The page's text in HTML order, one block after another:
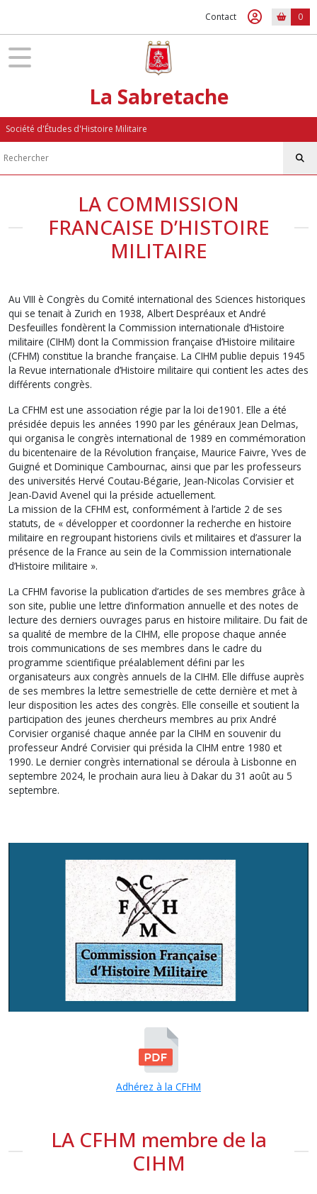
Contact 0
La Sabretache
Société d'Études d'Histoire Militaire
LA COMMISSION
FRANCAISE D’HISTOIRE
MILITAIRE
Au VIII è Congrès du Comité international des Sciences historiques
qui se tenait à Zurich en 1938, Albert Despréaux et André
Desfeuilles fondèrent la Commission internationale d’Histoire
militaire (CIHM) dont la Commission française d’Histoire militaire
(CFHM) constitue la branche française. La CIHM publie depuis 1945
la Revue internationale d’Histoire militaire qui contient les actes des
différents congrès.
La CFHM est une association régie par la loi de1901. Elle a été
présidée depuis les années 1990 par les généraux Jean Delmas,
qui organisa le congrès international de 1989 en commémoration
du bicentenaire de la Révolution française, Maurice Faivre, Yves de
Guigné et Dominique Cambournac, ainsi que par les professeurs
des universités Hervé Coutau-Bégarie, Jean-Nicolas Corvisier et
Jean-David Avenel qui la préside actuellement.
La mission de la CFHM est, conformément à l’article 2 de ses
statuts, de « développer et coordonner la recherche en histoire
militaire en regroupant historiens civils et militaires et d’assurer la
présence de la France au sein de la Commission internationale
d’Histoire militaire ».
La CFHM favorise la publication d’articles de ses membres grâce à
son site, publie une lettre d’information annuelle et des notes de
lecture des derniers ouvrages parus en histoire militaire. Du fait de
sa qualité de membre de la CIHM, elle propose chaque année
trois communications de ses membres dans le cadre du
programme scientifique préalablement défini par les
organisateurs aux congrès annuels de la CIHM. Elle diffuse auprès
de ses membres la lettre semestrielle de cette dernière et met à
leur disposition les actes des congrès. Elle conseille et soutient la
participation des jeunes chercheurs membres au prix André
Corvisier organisé chaque année par la CIHM en souvenir du
professeur André Corvisier qui présida la CIHM entre 1980 et
1990. Le dernier congrès international se déroula à Lisbonne en
septembre 2024, le prochain aura lieu à Dakar du 31 août au 5
septembre.
Adhérez à la CFHM
LA CFHM membre de la
CIHM